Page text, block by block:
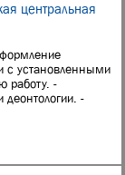
центральная
с установленными
работу. -
-